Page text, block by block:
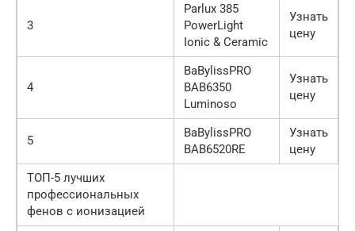
3
Parlux 385
PowerLight
Ionic & Ceramic
Узнать
цену
4
BaBylissPRO
BAB6350
Luminoso
Узнать
цену
5
BaBylissPRO
BAB6520RE
Узнать
цену
ТОП-5 лучших
профессиональных
фенов с ионизацией